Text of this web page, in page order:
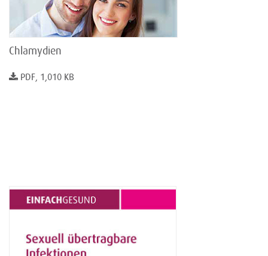
Chlamydien
PDF, 1,010 KB